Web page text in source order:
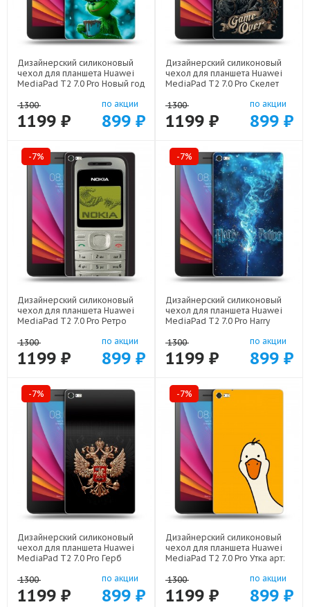
Дизайнерский силиконовый
чехол для планшета Huawei
MediaPad T2 7.0 Pro Новый год
1300
1199 ₽
по акции
899 ₽
Дизайнерский силиконовый
чехол для планшета Huawei
MediaPad T2 7.0 Pro Скелет
1300
1199 ₽
по акции
899 ₽
-7%
Дизайнерский силиконовый
чехол для планшета Huawei
MediaPad T2 7.0 Pro Ретро
1300
1199 ₽
по акции
899 ₽
-7%
Дизайнерский силиконовый
чехол для планшета Huawei
MediaPad T2 7.0 Pro Harry
1300
1199 ₽
по акции
899 ₽
-7%
Дизайнерский силиконовый
чехол для планшета Huawei
MediaPad T2 7.0 Pro Герб
1300
1199 ₽
по акции
899 ₽
-7%
Дизайнерский силиконовый
чехол для планшета Huawei
MediaPad T2 7.0 Pro Утка арт:
1300
1199 ₽
по акции
899 ₽